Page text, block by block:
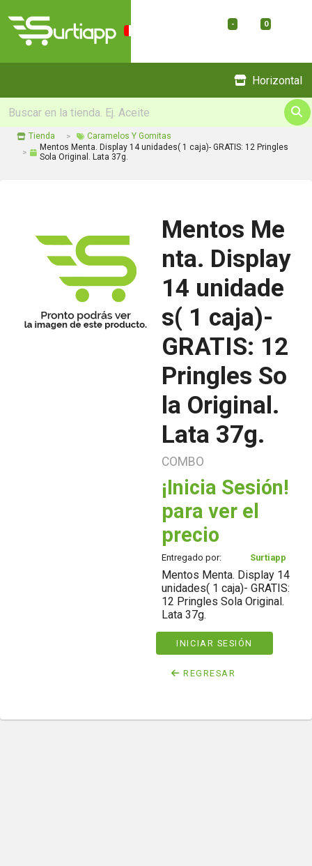
- 0
Horizontal
Tienda
Caramelos Y Gomitas
Mentos Menta. Display 14 unidades( 1 caja)- GRATIS: 12 Pringles
Sola Original. Lata 37g.
Mentos Me
nta. Display
14 unidade
s( 1 caja)-
GRATIS: 12
Pringles So
la Original.
Lata 37g.
COMBO
¡Inicia Sesión!
para ver el
precio
Entregado por: Surtiapp
Mentos Menta. Display 14
unidades( 1 caja)- GRATIS:
12 Pringles Sola Original.
Lata 37g.
INICIAR SESIÓN
REGRESAR